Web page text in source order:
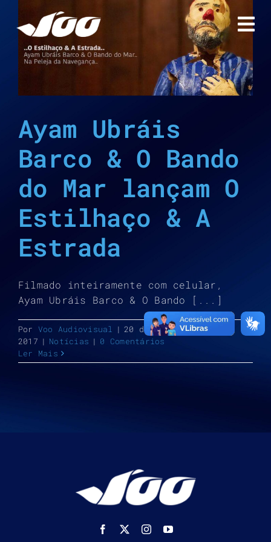
para
conteúdo
Ayam Ubráis
Barco & O Bando
do Mar lançam O
Estilhaço & A
Estrada
Filmado inteiramente com celular,
Ayam Ubráis Barco & O Bando [...]
Por Voo Audiovisual | 20 de dezembro de
2017 | Notícias | 0 Comentários
Ler Mais